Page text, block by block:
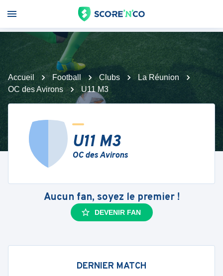
Accueil Football Clubs
La Réunion
OC des Avirons
U11 M3
U11 M3
OC des Avirons
Aucun fan, soyez le premier !
DEVENIR FAN
DERNIER MATCH